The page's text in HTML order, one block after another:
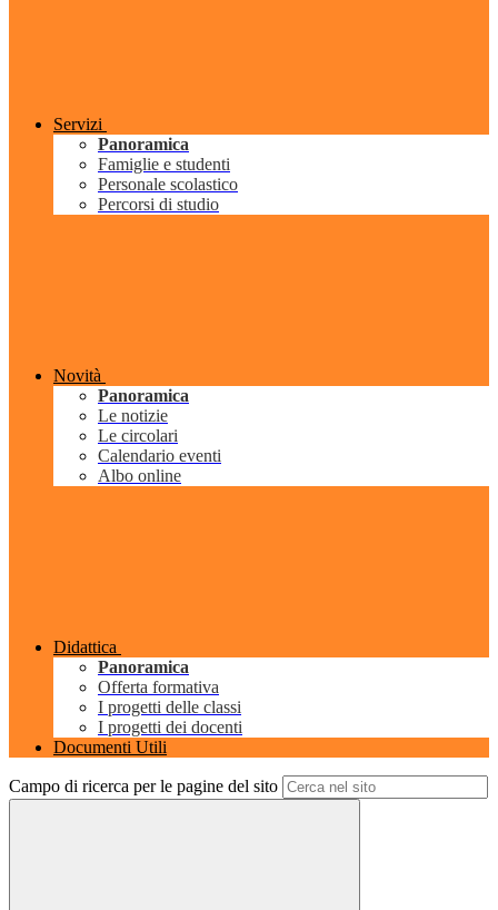
Servizi
Panoramica
Famiglie e studenti
Personale scolastico
Percorsi di studio
Novità
Panoramica
Le notizie
Le circolari
Calendario eventi
Albo online
Didattica
Panoramica
Offerta formativa
I progetti delle classi
I progetti dei docenti
Documenti Utili
Campo di ricerca per le pagine del sito